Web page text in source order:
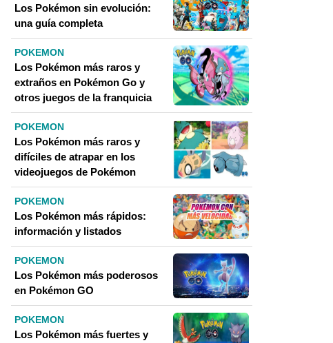
Los Pokémon sin evolución:
una guía completa
POKEMON
Los Pokémon más raros y
extraños en Pokémon Go y
otros juegos de la franquicia
POKEMON
Los Pokémon más raros y
difíciles de atrapar en los
videojuegos de Pokémon
POKEMON
Los Pokémon más rápidos:
información y listados
POKEMON
Los Pokémon más poderosos
en Pokémon GO
POKEMON
Los Pokémon más fuertes y